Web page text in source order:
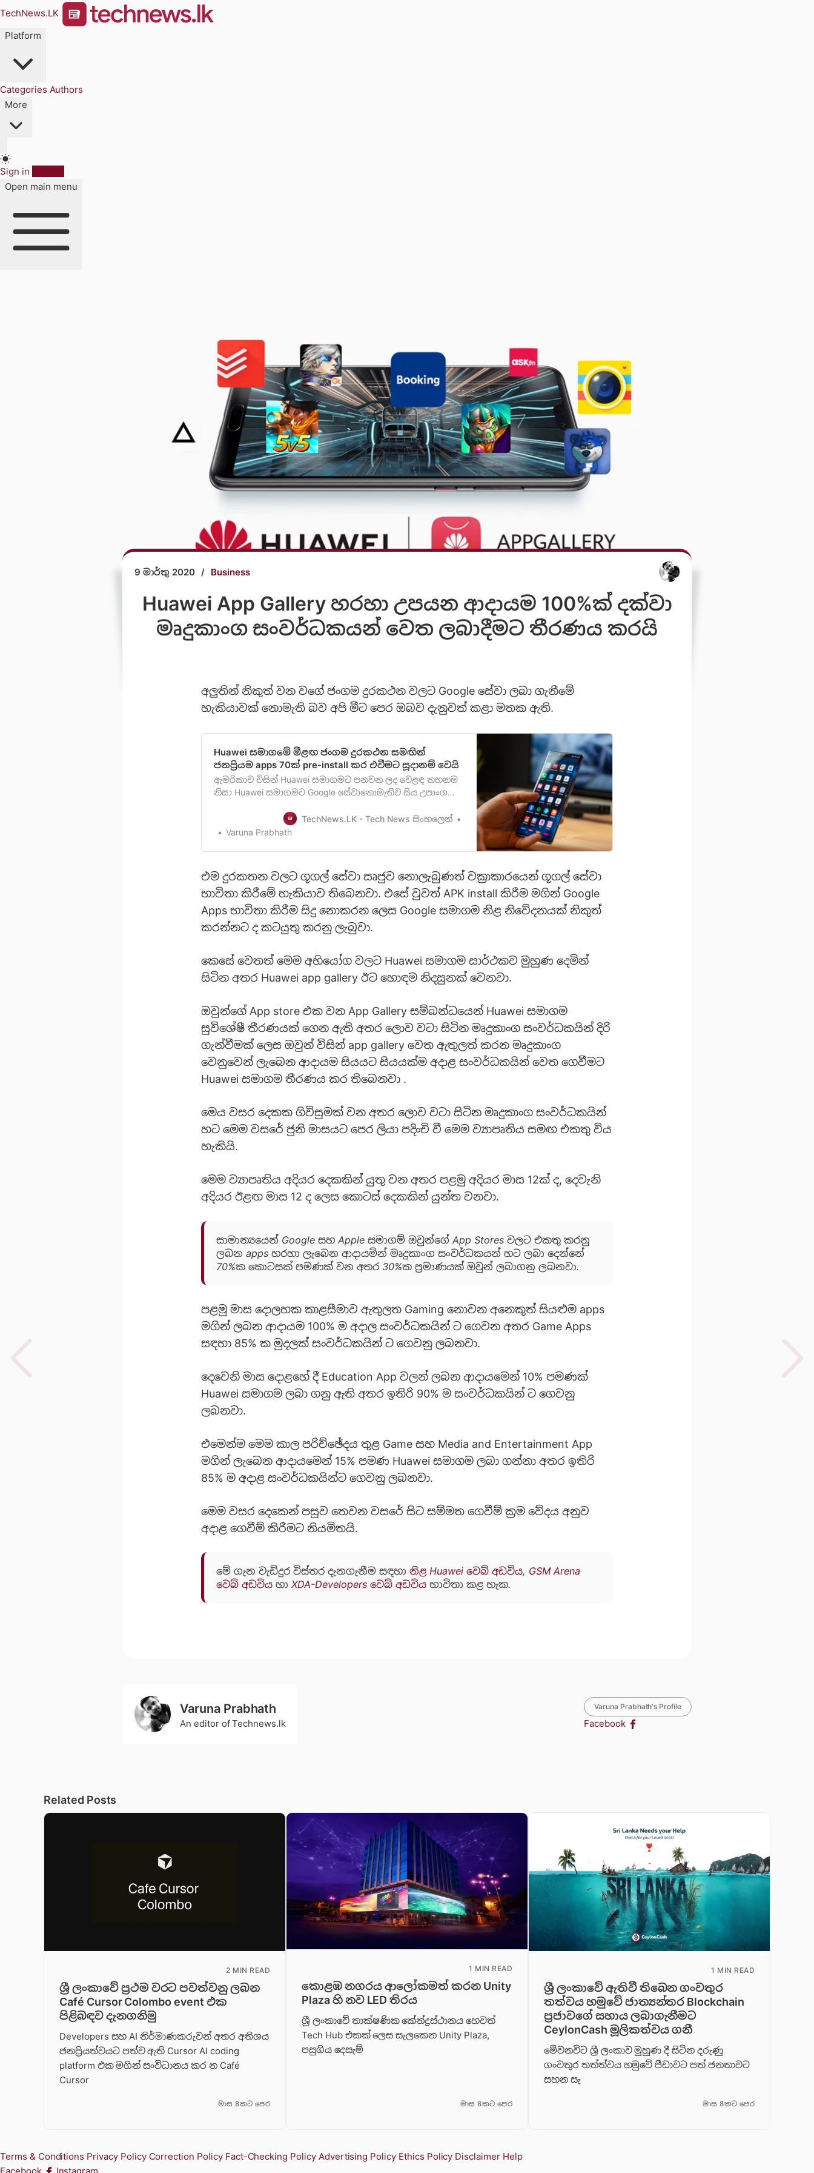
TechNews.LK
Platform
Categories Authors
More
Sign in
Open main menu
9 මාර්තු 2020 / Business
Huawei App Gallery හරහා උපයන ආදායම 100%ක් දක්වා
මෘදුකාංග සංවර්ධකයන් වෙත ලබාදීමට තීරණය කරයි
අලුතින් නිකුත් වන වගේ ජංගම දුරකථන වලට Google සේවා ලබා ගැනීමේ
හැකියාවක් නොමැති බව අපි මීට පෙර ඔබව දැනුවත් කළා මතක ඇති.
Huawei සමාගමේ මීළඟ ජංගම දුරකථන සමඟින්
ජනප්‍රියම apps 70ක් pre-install කර එවීමට සූදානම් වෙයි
ඇමරිකාව විසින් Huawei සමාගමට පනවන ලද වෙළඳ තහනම
නිසා Huawei සමාගමට Google සේවානොමැතිව සිය උපාංග
සමාගමටිකෙන් ටික ඊට අනුගත වීමට සුදානම් බවක් මේ වන
විට පෙනෙන්නට තිබෙනවා. ඒ අනාගතයේ නිකුත් කිරීමට
TechNews.LK - Tech News සිංහලෙන්
Varuna Prabhath
එම දුරකතන වලට ගූගල් සේවා සෘජුව නොලැබුණත් වක්‍රාකාරයෙන් ගූගල් සේවා
භාවිතා කිරීමේ හැකියාව තිබෙනවා. එසේ වුවත් APK install කිරීම මගින් Google
Apps භාවිතා කිරීම සිදු නොකරන ලෙස Google සමාගම නිළ නිවේදනයක් නිකුත්
කරන්නට ද කටයුතු කරනු ලැබුවා.
කෙසේ වෙතත් මෙම අභියෝග වලට Huawei සමාගම සාර්ථකව මුහුණ දෙමින්
සිටින අතර Huawei app gallery ඊට හොඳම නිදසුනක් වෙනවා.
ඔවුන්ගේ App store එක වන App Gallery සම්බන්ධයෙන් Huawei සමාගම
සුවිශේෂී තීරණයක් ගෙන ඇති අතර ලොව වටා සිටින මෘදුකාංග සංවර්ධකයින් දිරි
ගැන්වීමක් ලෙස ඔවුන් විසින් app gallery වෙත ඇතුලත් කරන මෘදුකාංග
වෙනුවෙන් ලැබෙන ආදායම සියයට සියයක්ම අදාළ සංවර්ධකයින් වෙත ගෙවීමට
Huawei සමාගම තීරණය කර තිබෙනවා .
මෙය වසර දෙකක ගිවිසුමක් වන අතර ලොව වටා සිටින මෘදුකාංග සංවර්ධකයින්
හට මෙම වසරේ ජුනි මාසයට පෙර ලියා පදිංචි වී මෙම ව්‍යාපෘතිය සමඟ එකතු විය
හැකියි.
මෙම ව්‍යාපෘතිය අදියර දෙකකින් යුතු වන අතර පළමු අදියර මාස 12ක් ද, දෙවැනි
අදියර ඊළඟ මාස 12 ද ලෙස කොටස්‍ දෙකකින් යුන්ත වනවා.
සාමාන්‍යයෙන් Google සහ Apple සමාගම් ඔවුන්ගේ App Stores වලට එකතු කරනු
ලබන apps හරහා ලැබෙන ආදායමින් මෘදුකාංග සංවර්ධකයන් හට ලබා දෙන්නේ
70%ක කොටසක් පමණක් වන අතර 30%ක ප්‍රමාණයක් ඔවුන් ලබාගනු ලබනවා.
පළමු මාස දොලහක කාළසීමාව ඇතුලත Gaming නොවන අනෙකුත් සියළුම apps
මගින් ලබන ආදායම 100% ම අදාල සංවර්ධකයින් ට ගෙවන අතර Game Apps
සඳහා 85% ක මුදලක් සංවර්ධකයින් ට ගෙවනු ලබනවා.
දෙවෙනි මාස දොළහේ දී Education App වලන් ලබන ආදායමෙන් 10% පමණක්
Huawei සමාගම ලබා ගනු ඇති අතර ඉතිරි 90% ම සංවර්ධකයින් ට ගෙවනු
ලබනවා.
එමෙන්ම මෙම කාල පරිච්ඡේදය තුළ Game සහ Media and Entertainment App
මගින් ලැබෙන ආදායමෙන් 15% පමණ Huawei සමාගම ලබා ගන්නා අතර ඉතිරි
85% ම අදාළ සංවර්ධකයින්ට ගෙවනු ලබනවා.
මෙම වසර දෙකෙන් පසුව තෙවන වසරේ සිට සම්මත ගෙවීම් ක්‍රම වේදය අනුව
අදාළ ගෙවීම් කිරීමට නියමිතයි.
මේ ගැන වැඩිදුර විස්තර දැනගැනීම සඳහා නිළ Huawei වෙබ් අඩවිය, GSM Arena
වෙබ් අඩවිය හා XDA-Developers වෙබ් අඩවිය භාවිතා කළ හැක.
Varuna Prabhath
An editor of Technews.lk
Varuna Prabhath's Profile
Facebook
Related Posts
2 MIN READ
ශ්‍රී ලංකාවේ ප්‍රථම වරට පවත්වනු ලබන
Café Cursor Colombo event එක
පිළිබඳව දැනගනිමු
Developers සහ AI නිර්මාණකරුවන් අතර අතිශය
ජනප්‍රියත්වයට පත්ව ඇති Cursor AI coding
platform එක මගින් සංවිධානය කර න Café
Cursor
මාස 8කට පෙර
1 MIN READ
කොළඹ නගරය ආලෝකමත් කරන Unity
Plaza හි නව LED තිරය
ශ්‍රී ලංකාවේ තාක්ෂණික කේන්ද්‍රස්ථානය හෙවත්
Tech Hub එකක් ලෙස සැලකෙන Unity Plaza,
පසුගිය දෙසැම්
මාස 8කට පෙර
1 MIN READ
ශ්‍රී ලංකාවේ ඇතිවී තිබෙන ගංවතුර
තත්වය හමුවේ ජාත්‍යන්තර Blockchain
ප්‍රජාවගේ සහාය ලබාගැනීමට
CeylonCash මූලිකත්වය ග​නී
මේවනවිට ශ්‍රී ලංකාව මුහුණ දී සිටින දරුණු
ගංවතුර තත්ත්වය හමුවේ පීඩාවට පත් ජනතාවට
සහන සැ
මාස 8කට පෙර
Terms & Conditions Privacy Policy Correction Policy Fact-Checking Policy Advertising Policy Ethics Policy Disclaimer Help